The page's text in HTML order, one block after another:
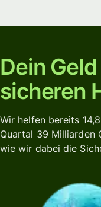
Dein
sicheren
Wir helfen bereits
Quartal 39 Milliarden
wie wir dabei die